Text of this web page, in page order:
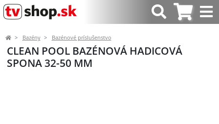
Bazény Bazénové príslušenstvo
CLEAN POOL BAZÉNOVÁ HADICOVÁ
SPONA 32-50 MM